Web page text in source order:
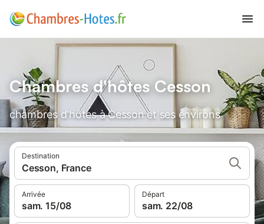
Chambres d'hôtes Cesson
chambres d'hôtes à Cesson et ses environs
Destination
Cesson, France
Arrivée
sam. 15/08
Départ
sam. 22/08